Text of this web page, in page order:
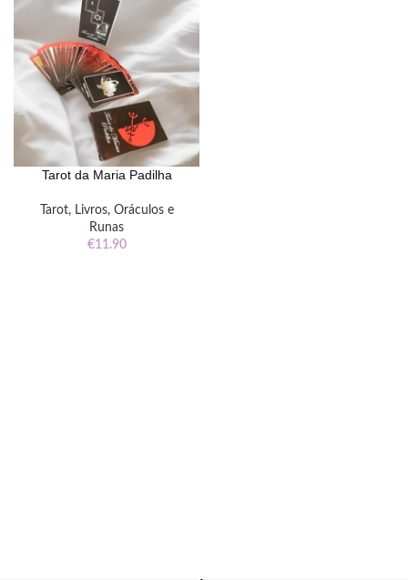
Tarot da Maria Padilha
Tarot, Livros, Oráculos e
Runas
€11.90